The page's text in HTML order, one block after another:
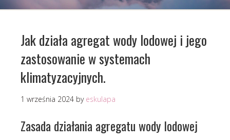
Jak działa agregat wody lodowej i jego
zastosowanie w systemach
klimatyzacyjnych.
1 września 2024 by eskulapa
Zasada działania agregatu wody lodowej